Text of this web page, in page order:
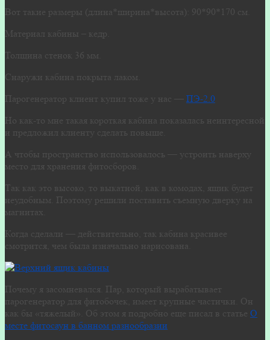
Вот такие размеры (длина*ширина*высота): 90*90*170 см.
Материал кабины – кедр.
Толщина стенок 36 мм.
Снаружи кабина покрыта лаком.
Парогенератор клиент купил тоже у нас — ПЭ-2.0
Но как-то мне такая короткая кабина показалась неинтересной
и предложил клиенту сделать повыше.
А чтобы пространство использовалось — устроить наверху
место для хранения фитосборов.
Так как это высоко, то выкатной, как в комодах, ящик будет
неудобным. Поэтому решили поставить съемную дверку на
магнитах.
Когда сделали — действительно, так кабина красивее
смотрится, чем была изначально нарисована.
Почему я засомневался. Пар, который вырабатывает
парогенератор для фитобочек, имеет крупные частички. Он
как бы «тяжелый». Об этом я подробно еще писал в статье О
месте фитосаун в банном разнообразии